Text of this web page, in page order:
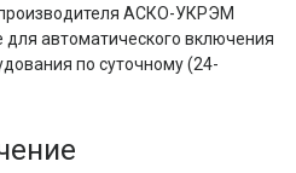
АСКО-УКРЭМ
автоматического включения
по суточному (24-